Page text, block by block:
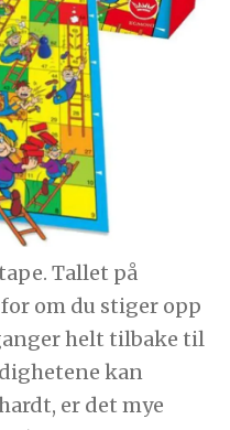
Tallet på
om du stiger opp
helt tilbake til
kan
er det mye